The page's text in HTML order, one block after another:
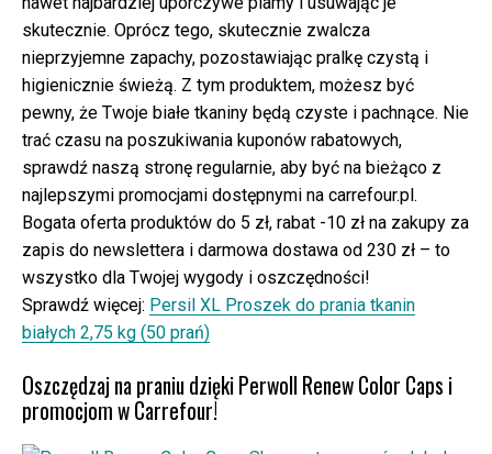
skutecznie. Oprócz tego, skutecznie zwalcza
nieprzyjemne zapachy, pozostawiając pralkę czystą i
higienicznie świeżą. Z tym produktem, możesz być
pewny, że Twoje białe tkaniny będą czyste i pachnące. Nie
trać czasu na poszukiwania kuponów rabatowych,
sprawdź naszą stronę regularnie, aby być na bieżąco z
najlepszymi promocjami dostępnymi na carrefour.pl.
Bogata oferta produktów do 5 zł, rabat -10 zł na zakupy za
zapis do newslettera i darmowa dostawa od 230 zł – to
wszystko dla Twojej wygody i oszczędności!
Sprawdź więcej: Persil XL Proszek do prania tkanin
białych 2,75 kg (50 prań)
Oszczędzaj na praniu dzięki Perwoll Renew Color Caps i
promocjom w Carrefour!